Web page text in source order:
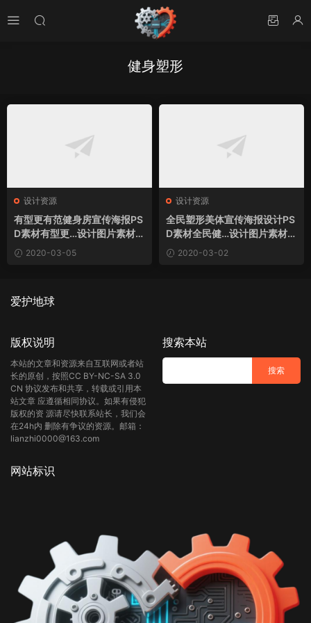
健身塑形
设计资源
有型更有范健身房宣传海报PS
D素材有型更…设计图片素材下
载 2020-03-05
设计资源
全民塑形美体宣传海报设计PS
D素材全民健…设计图片素材下
载 2020-03-02
爱护地球
版权说明
本站的文章和资源来自互联网或者站
长的原创，按照CC BY-NC-SA 3.0
CN 协议发布和共享，转载或引用本
站文章 应遵循相同协议。如果有侵犯
版权的资 源请尽快联系站长，我们会
在24h内 删除有争议的资源。邮箱：
lianzhi0000@163.com
搜索本站
网站标识